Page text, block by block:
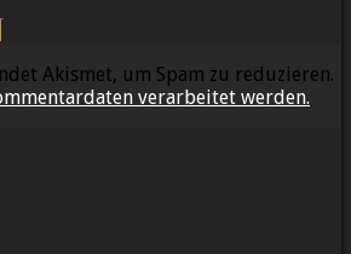
Akismet, um Spam zu reduzieren.
verarbeitet werden.